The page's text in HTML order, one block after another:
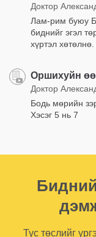
Доктор
Лам-рим буюу
биднийг эгэл
хүртэл хөтөлнө.
Оршихуйн
Доктор
Бодь мөрийн
Хэсэг 5 нь 7
Тус төслийг